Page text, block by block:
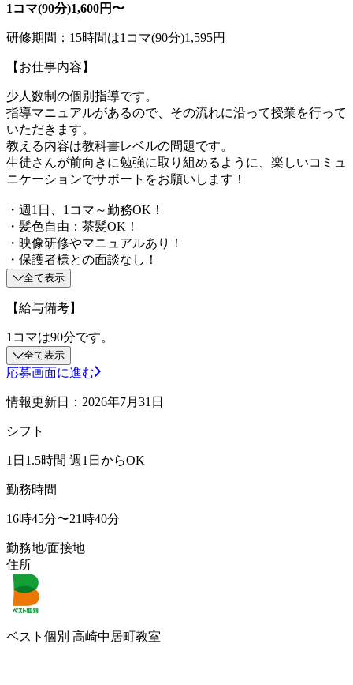
1コマ(90分)1,600円〜
研修期間：15時間は1コマ(90分)1,595円
【お仕事内容】
少人数制の個別指導です。
指導マニュアルがあるので、その流れに沿って授業を行って
いただきます。
教える内容は教科書レベルの問題です。
生徒さんが前向きに勉強に取り組めるように、楽しいコミュ
ニケーションでサポートをお願いします！
・週1日、1コマ～勤務OK！
・髪色自由：茶髪OK！
・映像研修やマニュアルあり！
・保護者様との面談なし！
全て表示
【給与備考】
1コマは90分です。
全て表示
応募画面に進む
情報更新日：2026年7月31日
シフト
1日1.5時間 週1日からOK
勤務時間
16時45分〜21時40分
勤務地/面接地
住所
ベスト個別 高崎中居町教室